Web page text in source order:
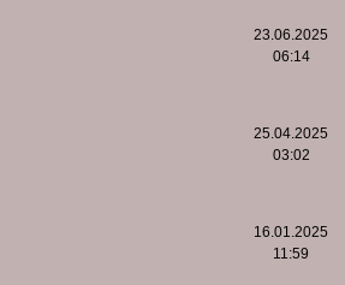
23.06.2025
06:14
25.04.2025
03:02
16.01.2025
11:59